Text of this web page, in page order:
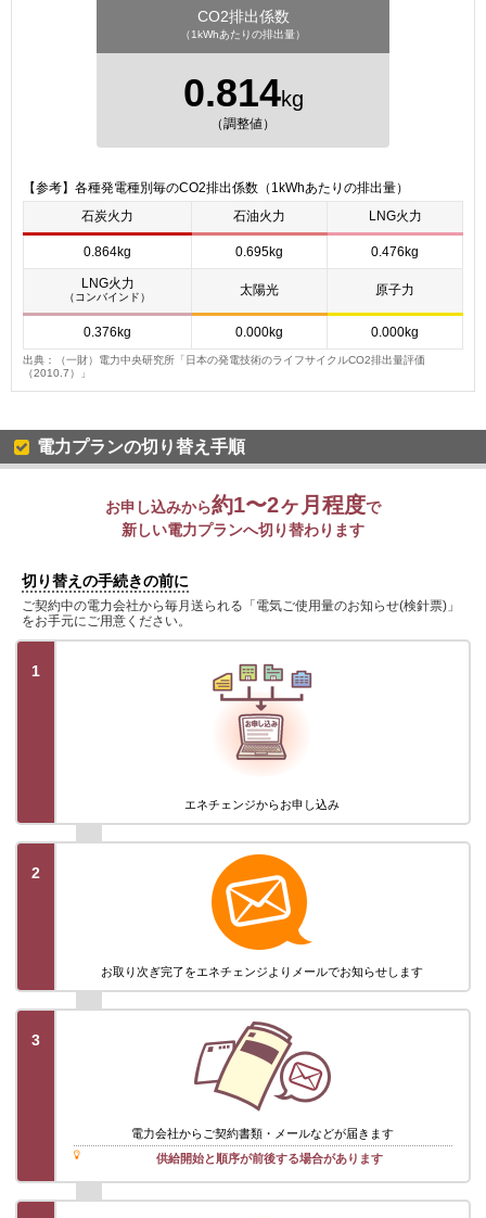
CO2排出係数
（1kWhあたりの排出量）
0.814kg
（調整値）
【参考】各種発電種別毎のCO2排出係数（1kWhあたりの排出量）
石炭火力
石油火力 LNG火力
0.864kg 0.695kg 0.476kg
LNG火力
（コンバインド） 太陽光 原子力
0.376kg 0.000kg 0.000kg
出典：（一財）電力中央研究所「日本の発電技術のライフサイクルCO2排出量評価
（2010.7）」
電力プランの切り替え手順
お申し込みから約1〜2ヶ月程度で
新しい電力プランへ切り替わります
切り替えの手続きの前に
ご契約中の電力会社から毎月送られる「電気ご使用量のお知らせ(検針票)」
をお手元にご用意ください。
1
エネチェンジからお申し込み
2
お取り次ぎ完了をエネチェンジより メールでお知らせします
3
電力会社から ご契約書類・メールなどが届きます
供給開始と順序が前後する場合があります